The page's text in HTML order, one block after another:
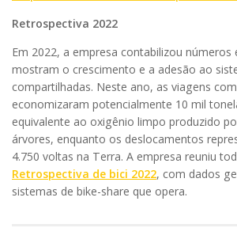
Retrospectiva 2022
Em 2022, a empresa contabilizou números
mostram o crescimento e a adesão ao
compartilhadas. Neste ano, as viagens
economizaram potencialmente 10 mil
equivalente ao oxigênio limpo produzido
árvores, enquanto os deslocamentos
4.750 voltas na Terra. A empresa reuniu
Retrospectiva de bici 2022, com dados
sistemas de bike-share que opera.